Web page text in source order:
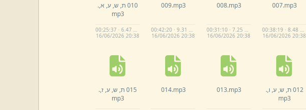
007.mp3
00:38:19 · 8.48 MB
16/06/2026 20:38
008.mp3
00:31:10 · 7.25 MB
16/06/2026 20:38
009.mp3
00:42:20 · 9.31 MB
16/06/2026 20:38
010 ת, ש, ע, א,.
mp3
00:25:37 · 6.47 MB
16/06/2026 20:38
012 ת, ש, ע, ו,.
mp3
013.mp3
014.mp3 015 ת, ש, ע, ז,.
mp3